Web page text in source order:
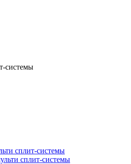
системы
сплит-системы
сплит-системы